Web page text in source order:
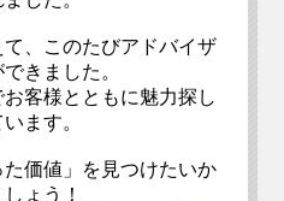
、このたびアドバイザ
きました。
客様とともに魅力探し
ます。
た価値」を見つけたいか
ょう！